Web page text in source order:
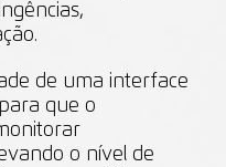
de uma interface
que o
o nível de